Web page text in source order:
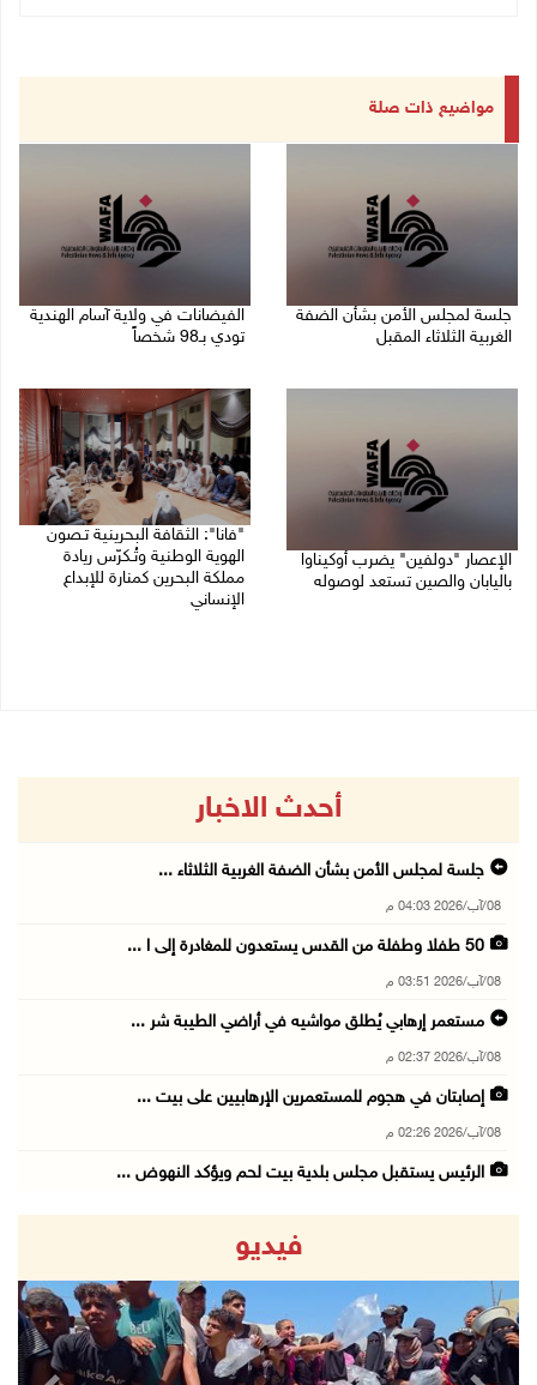
مواضيع ذات صلة
جلسة لمجلس الأمن بشأن الضفة
الغربية الثلاثاء المقبل
الفيضانات في ولاية آسام الهندية
تودي بـ98 شخصاً
الإعصار "دولفين" يضرب أوكيناوا
باليابان والصين تستعد لوصوله
"فانا": الثقافة البحرينية تـصون
الهوية الوطنية وتُـكرّس ريادة
مملكة البحرين كمنارة للإبداع
الإنساني
أحدث الاخبار
جلسة لمجلس الأمن بشأن الضفة الغربية الثلاثاء ...
08/آب/2026 04:03 م
50 طفلا وطفلة من القدس يستعدون للمغادرة إلى ا ...
08/آب/2026 03:51 م
مستعمر إرهابي يُطلق مواشيه في أراضي الطيبة شر ...
08/آب/2026 02:37 م
إصابتان في هجوم للمستعمرين الإرهابيين على بيت ...
08/آب/2026 02:26 م
الرئيس يستقبل مجلس بلدية بيت لحم ويؤكد النهوض ...
عبوات المعلبات الفارغة لزراعة الأشتال في غزة
08/آب/2026 12:53 م
الفيضانات في ولاية آسام الهندية تودي بـ98 شخص ...
08/آب/2026 12:42 م
فيديو